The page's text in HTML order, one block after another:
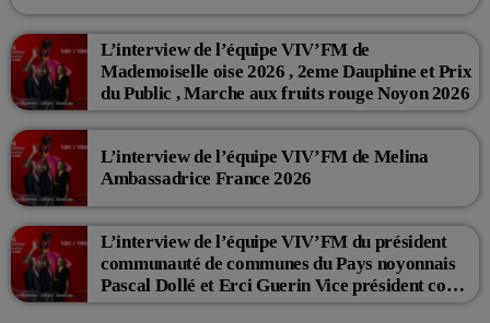
L’interview de l’équipe VIV’FM de
Mademoiselle oise 2026 , 2eme Dauphine et Prix
du Public , Marche aux fruits rouge Noyon 2026
L’interview de l’équipe VIV’FM de Melina
Ambassadrice France 2026
L’interview de l’équipe VIV’FM du président
communauté de communes du Pays noyonnais
Pascal Dollé et Erci Guerin Vice président com
de com